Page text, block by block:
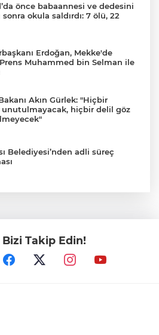
önce babaannesi ve dedesini
okula saldırdı: 7 ölü, 22
Erdoğan, Mekke'de
Muhammed bin Selman ile
Akın Gürlek: "Hiçbir
hiçbir delil göz
Belediyesi’nden adli süreç
motosikletle kaza yapan genç
arasında toprağa verildi
Bizi Takip Edin!